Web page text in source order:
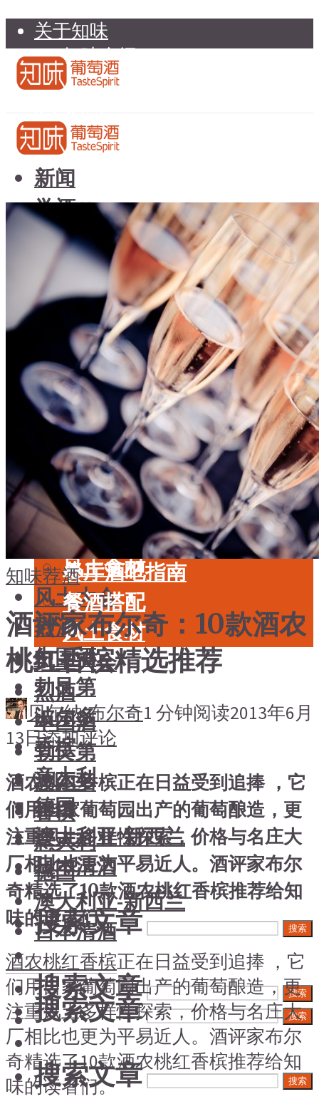
关于知味
知味介绍
知味专家顾问委员会
联系我们
知味荐酒
新闻
学酒
基础知识
品种
年份
酒具周边
投资收藏
留学教育
名庄
品鉴专栏
美食
餐厅酒吧指南
餐酒搭配
风土食材
风土大会
烈酒
中国酒
勃艮第
波尔多
香槟
意大利
德国
澳大利亚-新西兰
日本清酒
搜索文章 搜索
搜索文章 搜索
知味荐酒
新闻
学酒
基础知识
品种
年份
酒具周边
投资收藏
留学教育
名庄
品鉴专栏
美食
餐厅酒吧指南
餐酒搭配
风土食材
风土大会
烈酒
中国酒
勃艮第
波尔多
香槟
意大利
德国
澳大利亚-新西兰
日本清酒
搜索文章 搜索
搜索文章 搜索
知味荐酒
酒评家布尔奇：10款酒农
桃红香槟精选推荐
贝尔纳·布尔奇1 分钟阅读2013年6月
13日添加评论
酒农桃红香槟正在日益受到追捧 ，它
们用自家葡萄园出产的葡萄酿造，更
注重风土多样性探索，价格与名庄大
厂相比也更为平易近人。酒评家布尔
奇精选了10款酒农桃红香槟推荐给知
味的读者们。
酒农桃红香槟正在日益受到追捧 ，它
们用自家葡萄园出产的葡萄酿造，更
注重风土多样性探索，价格与名庄大
厂相比也更为平易近人。酒评家布尔
奇精选了10款酒农桃红香槟推荐给知
味的读者们。